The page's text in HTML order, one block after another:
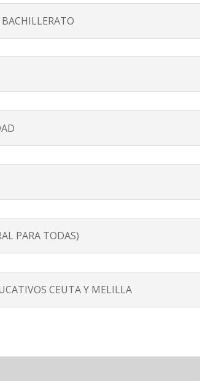
PARA TODAS)
CEUTA Y MELILLA